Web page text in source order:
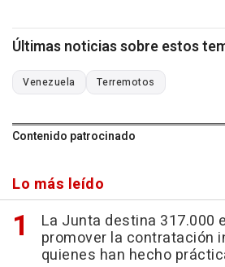
Últimas noticias sobre estos
Venezuela Terremotos
Contenido patrocinado
Lo más leído
La Junta destina 317.000
promover la contratación
quienes han hecho